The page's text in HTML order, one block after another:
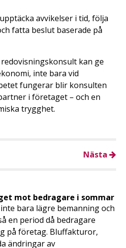
avvikelser i tid, följa
fatta beslut baserade på
kan ge
inte bara vid
fungerar blir konsulten
i företaget – och en
trygghet.
Nästa
mot bedragare i sommar
bara lägre bemanning och
en period då bedragare
på företag. Bluffakturor,
ändringar av